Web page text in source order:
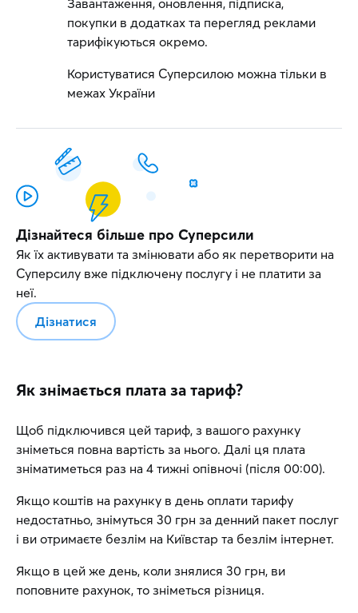
Завантаження, оновлення, підписка,
покупки в додатках та перегляд реклами
тарифікуються окремо.
Користуватися Суперсилою можна тільки в
межах України
Дізнайтеся більше про Суперсили
Як їх активувати та змінювати або як перетворити на
Суперсилу вже підключену послугу і не платити за
неї.
Дізнатися
Як знімається плата за тариф?
Щоб підключився цей тариф, з вашого рахунку
зніметься повна вартість за нього. Далі ця плата
зніматиметься раз на 4 тижні опівночі (після 00:00).
Якщо коштів на рахунку в день оплати тарифу
недостатньо, знімуться 30 грн за денний пакет послуг
і ви отримаєте безлім на Київстар та безлім інтернет.
Якщо в цей же день, коли знялися 30 грн, ви
поповните рахунок, то зніметься різниця.